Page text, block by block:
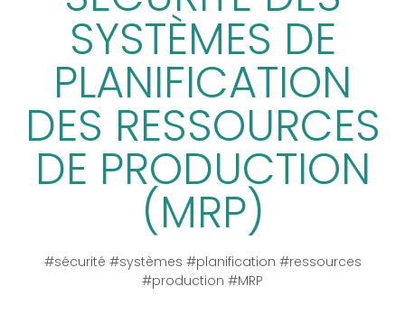
SYSTÈMES DE
PLANIFICATION
DES RESSOURCES
DE PRODUCTION
(MRP)
#sécurité #systèmes #planification #ressources
#production #MRP